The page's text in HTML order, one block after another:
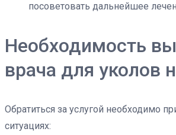
посоветовать дальнейшее
Необходимость
врача для уколов
Обратиться за услугой необходимо
ситуациях: